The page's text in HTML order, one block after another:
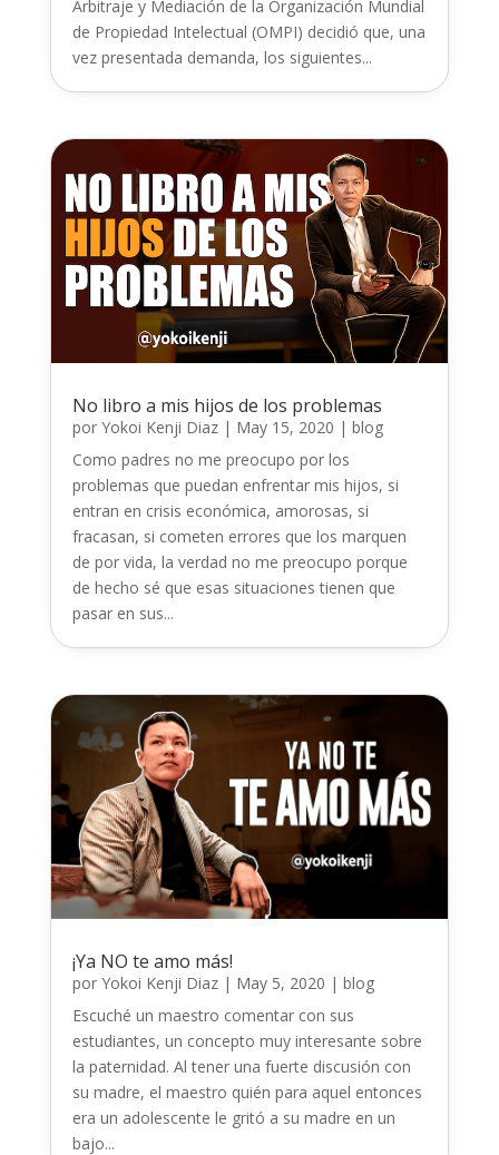
Arbitraje y Mediación de la Organización Mundial
de Propiedad Intelectual (OMPI) decidió que, una
vez presentada demanda, los siguientes...
No libro a mis hijos de los problemas
por Yokoi Kenji Diaz| May 15, 2020 | blog
Como padres no me preocupo por los
problemas que puedan enfrentar mis hijos, si
entran en crisis económica, amorosas, si
fracasan, si cometen errores que los marquen
de por vida, la verdad no me preocupo porque
de hecho sé que esas situaciones tienen que
pasar en sus...
¡Ya NO te amo más!
por Yokoi Kenji Diaz| May 5, 2020 | blog
Escuché un maestro comentar con sus
estudiantes, un concepto muy interesante sobre
la paternidad. Al tener una fuerte discusión con
su madre, el maestro quién para aquel entonces
era un adolescente le gritó a su madre en un
bajo...